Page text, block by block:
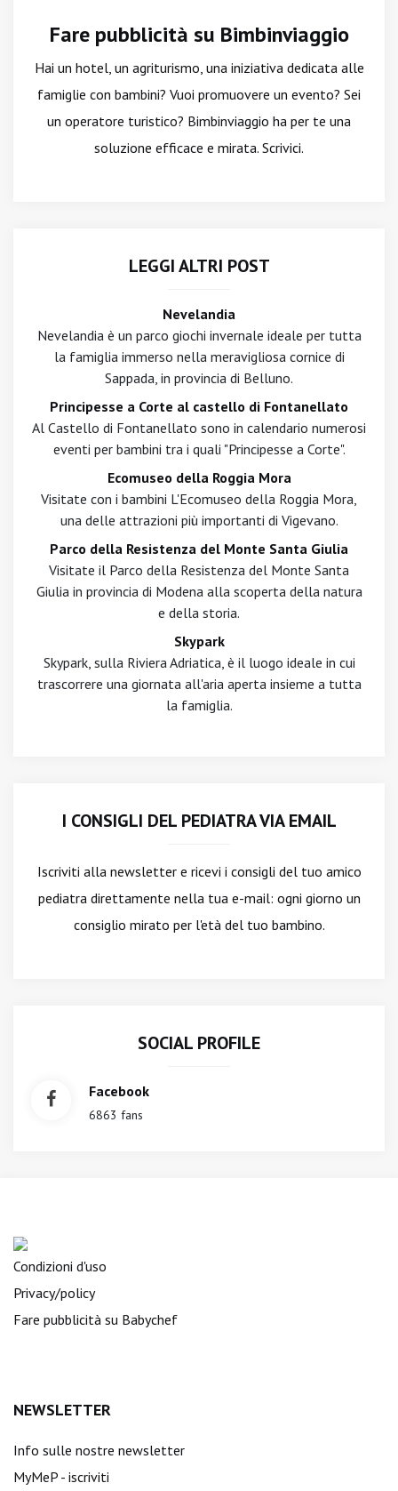
Fare pubblicità su Bimbinviaggio
Hai un hotel, un agriturismo, una iniziativa dedicata alle
famiglie con bambini? Vuoi promuovere un evento? Sei
un operatore turistico? Bimbinviaggio ha per te una
soluzione efficace e mirata. Scrivici.
LEGGI ALTRI POST
Nevelandia
Nevelandia è un parco giochi invernale ideale per tutta
la famiglia immerso nella meravigliosa cornice di
Sappada, in provincia di Belluno.
Principesse a Corte al castello di Fontanellato
Al Castello di Fontanellato sono in calendario numerosi
eventi per bambini tra i quali "Principesse a Corte".
Ecomuseo della Roggia Mora
Visitate con i bambini L'Ecomuseo della Roggia Mora,
una delle attrazioni più importanti di Vigevano.
Parco della Resistenza del Monte Santa Giulia
Visitate il Parco della Resistenza del Monte Santa
Giulia in provincia di Modena alla scoperta della natura
e della storia.
Skypark
Skypark, sulla Riviera Adriatica, è il luogo ideale in cui
trascorrere una giornata all'aria aperta insieme a tutta
la famiglia.
I CONSIGLI DEL PEDIATRA VIA EMAIL
Iscriviti alla newslettere ricevi i consigli del tuo amico
pediatra direttamente nella tua e-mail: ogni giorno un
consiglio mirato per l'età del tuo bambino.
SOCIAL PROFILE
Facebook
6863 fans
Condizioni d'uso
Privacy/policy
Fare pubblicità su Babychef
NEWSLETTER
Info sulle nostre newsletter
MyMeP - iscriviti